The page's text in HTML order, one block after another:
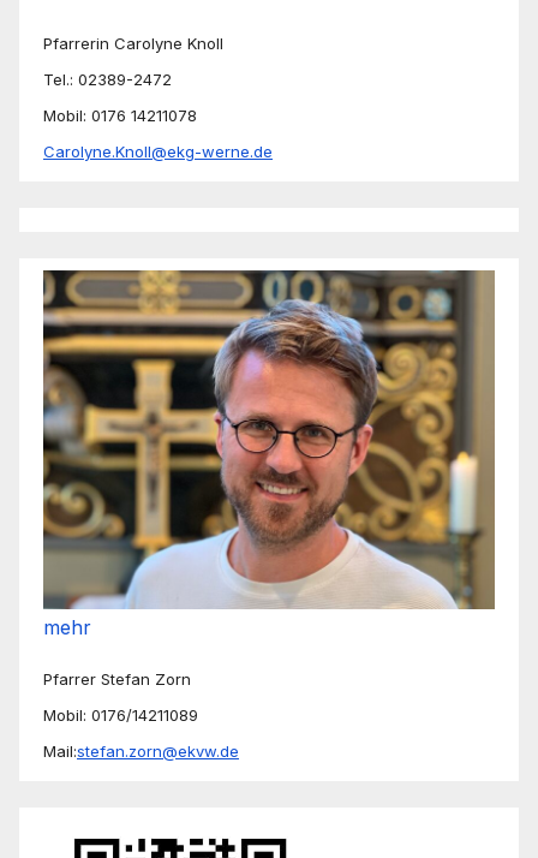
Pfarrerin Carolyne Knoll
Tel.: 02389-2472
Mobil: 0176 14211078
Carolyne.Knoll@ekg-werne.de
mehr
Pfarrer Stefan Zorn
Mobil: 0176/14211089
Mail:stefan.zorn@ekvw.de